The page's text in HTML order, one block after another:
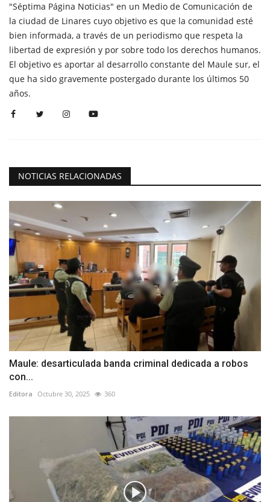
"Séptima Página Noticias" en un Medio de Comunicación de
la ciudad de Linares cuyo objetivo es que la comunidad esté
bien informada, a través de un periodismo que respeta la
libertad de expresión y por sobre todo los derechos humanos.
El objetivo es aportar al desarrollo constante del Maule sur, el
que ha sido gravemente postergado durante los últimos 50
años.
NOTICIAS RELACIONADAS
Maule: desarticulada banda criminal dedicada a robos
con...
Editora Octubre 30, 2025 360